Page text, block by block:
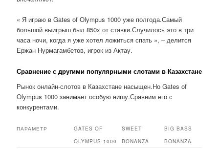
« Я играю в Gates of Olympus 1000 уже полгода.Самый
большой выигрыш был 850x от ставки.Случилось это в три
часа ночи, когда я уже хотел ложиться спать », – делится
Ержан Нурмагамбетов, игрок из Актау.
Сравнение с другими популярными слотами в Казахстане
Рынок онлайн-слотов в Казахстане насыщен.Но Gates of
Olympus 1000 занимает особую нишу.Сравним его с
конкурентами.
ПАРАМЕТР
GATES OF
OLYMPUS 1000
SWEET
BONANZA
BIG BASS
BONANZA